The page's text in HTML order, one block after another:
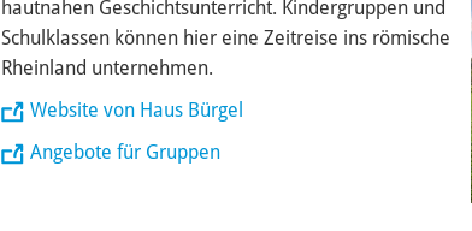
hautnahen Geschichtsunterricht. Kindergruppen und
Schulklassen können hier eine Zeitreise ins römische
Rheinland unternehmen.
Website von Haus Bürgel
Angebote für Gruppen